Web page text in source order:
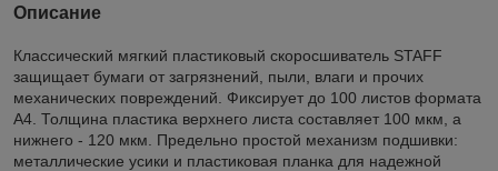
Описание
Классический мягкий пластиковый скоросшиватель STAFF
защищает бумаги от загрязнений, пыли, влаги и прочих
механических повреждений. Фиксирует до 100 листов формата
А4. Толщина пластика верхнего листа составляет 100 мкм, а
нижнего - 120 мкм. Предельно простой механизм подшивки:
металлические усики и пластиковая планка для надежной